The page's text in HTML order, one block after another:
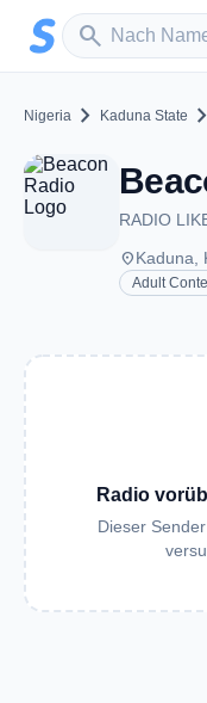
Zum Hauptinhalt springen
search
Sender suchen
Nigeria chevron_right Kaduna State chevron_right
RADIO
placeKaduna,
Adult
Radio
Dieser